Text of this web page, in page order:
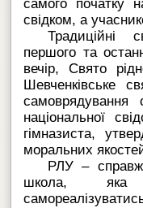
самого початку
свідком, а
Традиційні
першого та
вечір, Свято
Шевченківське
самоврядування
національної
гімназиста,
моральних
РЛУ –
школа, яка